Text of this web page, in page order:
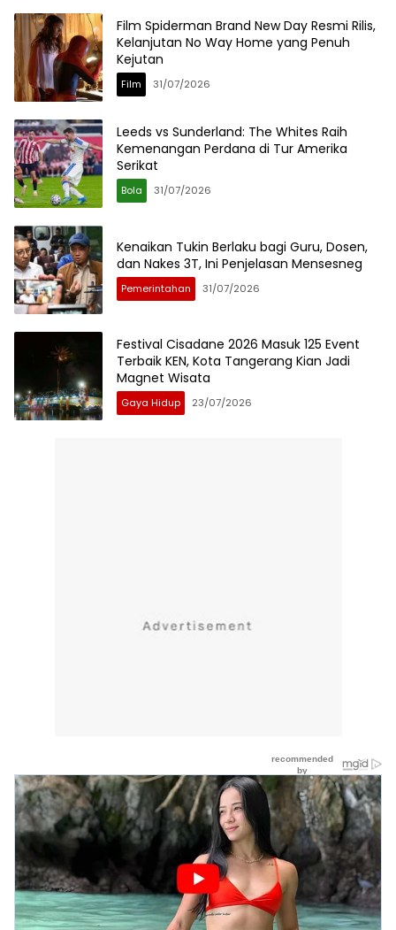
Film Spiderman Brand New Day Resmi Rilis,
Kelanjutan No Way Home yang Penuh
Kejutan
Film 31/07/2026
Leeds vs Sunderland: The Whites Raih
Kemenangan Perdana di Tur Amerika
Serikat
Bola 31/07/2026
Kenaikan Tukin Berlaku bagi Guru, Dosen,
dan Nakes 3T, Ini Penjelasan Mensesneg
Pemerintahan 31/07/2026
Festival Cisadane 2026 Masuk 125 Event
Terbaik KEN, Kota Tangerang Kian Jadi
Magnet Wisata
Gaya Hidup 23/07/2026